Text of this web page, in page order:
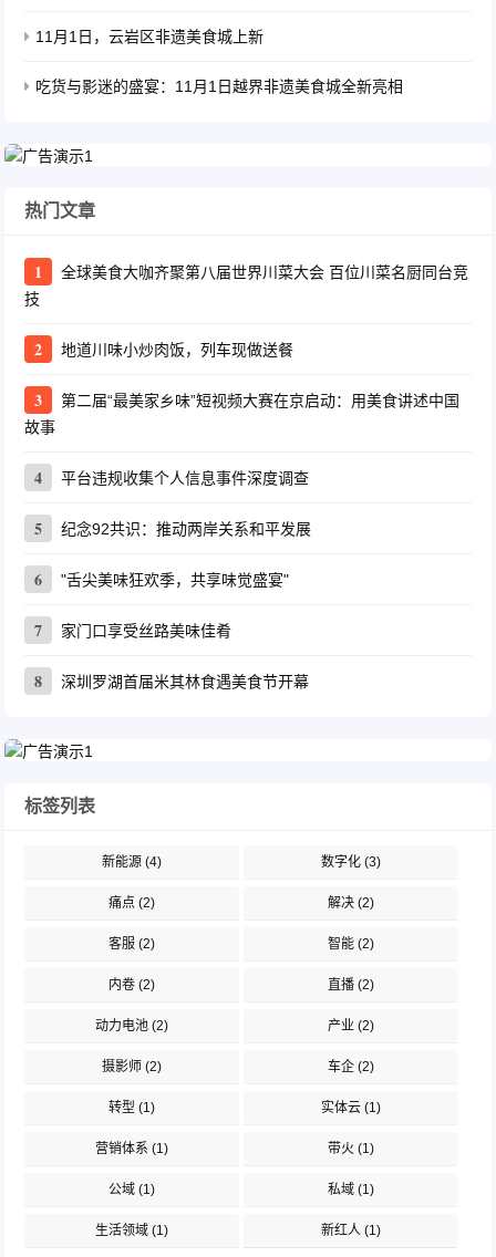
11月1日，云岩区非遗美食城上新
吃货与影迷的盛宴：11月1日越界非遗美食城全新亮相
热门文章
1
全球美食大咖齐聚第八届世界川菜大会 百位川菜名厨同台竞
技
2 地道川味小炒肉饭，列车现做送餐
3
第二届“最美家乡味”短视频大赛在京启动：用美食讲述中国
故事
4 平台违规收集个人信息事件深度调查
5 纪念92共识：推动两岸关系和平发展
6 "舌尖美味狂欢季，共享味觉盛宴"
7 家门口享受丝路美味佳肴
8 深圳罗湖首届米其林食遇美食节开幕
标签列表
新能源 (4) 数字化(3)
痛点 (2) 解决(2)
客服 (2) 智能(2)
内卷 (2) 直播(2)
动力电池 (2) 产业 (2)
摄影师 (2) 车企(2)
转型 (1) 实体云(1)
营销体系 (1) 带火 (1)
公域 (1) 私域(1)
生活领域 (1) 新红人 (1)